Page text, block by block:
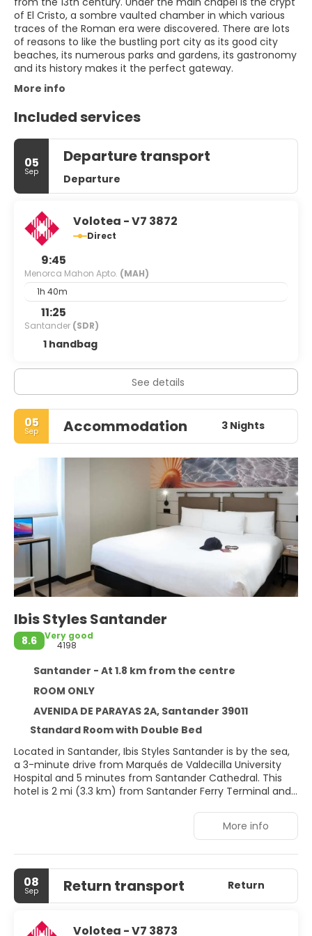
of El Cristo, a sombre vaulted chamber in which various
traces of the Roman era were discovered. There are lots
of reasons to like the bustling port city as its good city
beaches, its numerous parks and gardens, its gastronomy
and its history makes it the perfect gateway.
More info
Included services
05
Sep
Departure transport
Departure
Volotea - V7 3872
Direct
9:45
Menorca Mahon Apto. (MAH)
1h 40m
11:25
Santander (SDR)
1 handbag
See details
05
Sep Accommodation 3 Nights
Ibis Styles Santander
8.6
Very good
4198
Santander - At 1.8 km from the centre
ROOM ONLY
AVENIDA DE PARAYAS 2A, Santander 39011
Standard Room with Double Bed
Located in Santander, Ibis Styles Santander is by the sea,
a 3-minute drive from Marqués de Valdecilla University
Hospital and 5 minutes from Santander Cathedral. This
hotel is 2 mi (3.3 km) from Santander Ferry Terminal and
Enjoy recreation amenities such as a 24-hour fitness
center or take in the view from a garden. Additional
features at this hotel include complimentary wireless
internet access, concierge services, and a banquet hall.
Make yourself at home in one of the 93 air-conditioned
wireless internet access keeps you connected, and digital
More info
08
Sep Return transport Return
Volotea - V7 3873